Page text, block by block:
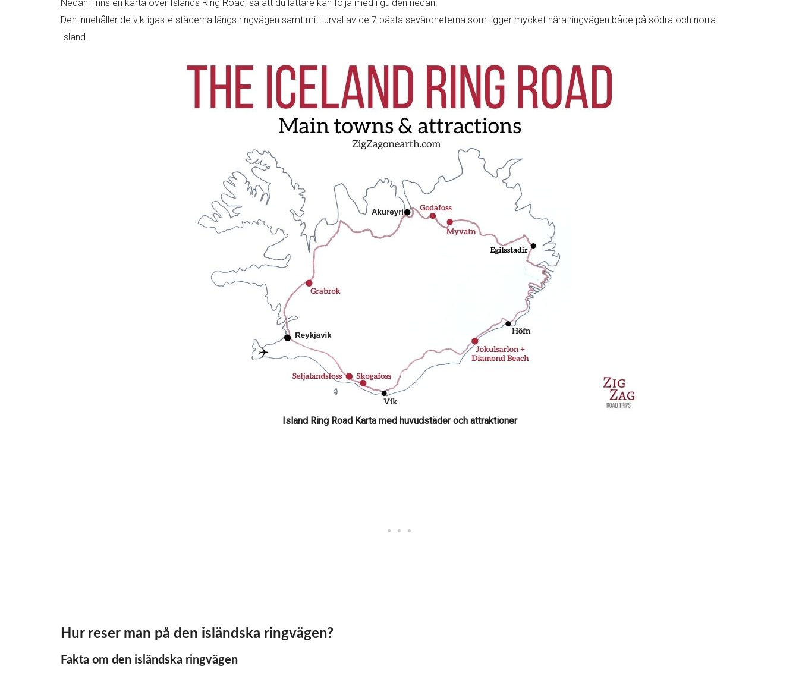
Nedan finns en karta över Islands Ring Road, så att du lättare kan följa med i guiden nedan.
Den innehåller de viktigaste städerna längs ringvägen samt mitt urval av de 7 bästa sevärdheterna som ligger mycket nära ringvägen både på södra och norra
Island.
Island Ring Road Karta med huvudstäder och attraktioner
Hur reser man på den isländska ringvägen?
Fakta om den isländska ringvägen